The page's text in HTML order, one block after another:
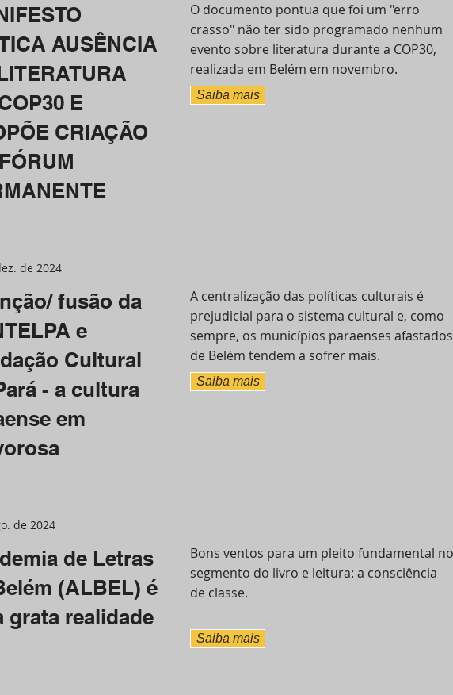
AUSÊNCIA
E
CRIAÇÃO
O documento pontua que foi um "erro
crasso" não ter sido programado nenhum
evento sobre literatura durante a COP30,
realizada em Belém em novembro.
Saiba mais
de 2024
fusão da
e
Cultural
- a cultura
em
A centralização das políticas culturais é
prejudicial para o sistema cultural e, como
sempre, os municípios paraenses afastados
de Belém tendem a sofrer mais.
Saiba mais
de 2024
de Letras
(ALBEL) é
grata realidade
Bons ventos para um pleito fundamental no
segmento do livro e leitura: a consciência
de classe.
Saiba mais